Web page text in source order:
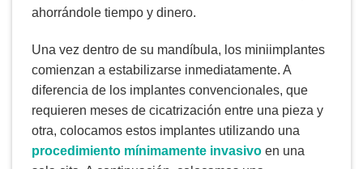
ahorrándole tiempo y dinero.
Una vez dentro de su mandíbula, los miniimplantes
comienzan a estabilizarse inmediatamente. A
diferencia de los implantes convencionales, que
requieren meses de cicatrización entre una pieza y
otra, colocamos estos implantes utilizando una
procedimiento mínimamente invasivo en una